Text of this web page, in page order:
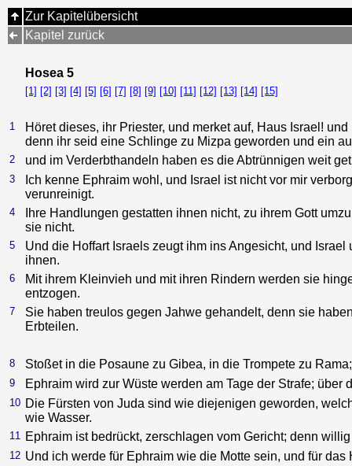
Zur Kapitelübersicht
Kapitel zurück
Hosea 5
[1] [2] [3] [4] [5] [6] [7] [8] [9] [10] [11] [12] [13] [14] [15]
1
Höret dieses, ihr Priester, und merket auf, Haus Israel!
denn ihr seid eine Schlinge zu Mizpa geworden und ein
2 und im Verderbthandeln haben es die Abtrünnigen weit
3
Ich kenne Ephraim wohl, und Israel ist nicht vor mir
verunreinigt.
4
Ihre Handlungen gestatten ihnen nicht, zu ihrem Gott
sie nicht.
5
Und die Hoffart Israels zeugt ihm ins Angesicht, und
ihnen.
6
Mit ihrem Kleinvieh und mit ihren Rindern werden sie
entzogen.
7
Sie haben treulos gegen Jahwe gehandelt, denn sie
Erbteilen.
8 Stoßet in die Posaune zu Gibea, in die Trompete zu
9 Ephraim wird zur Wüste werden am Tage der Strafe;
10 Die Fürsten von Juda sind wie diejenigen geworden,
wie Wasser.
11 Ephraim ist bedrückt, zerschlagen vom Gericht; denn
12 Und ich werde für Ephraim wie die Motte sein, und für